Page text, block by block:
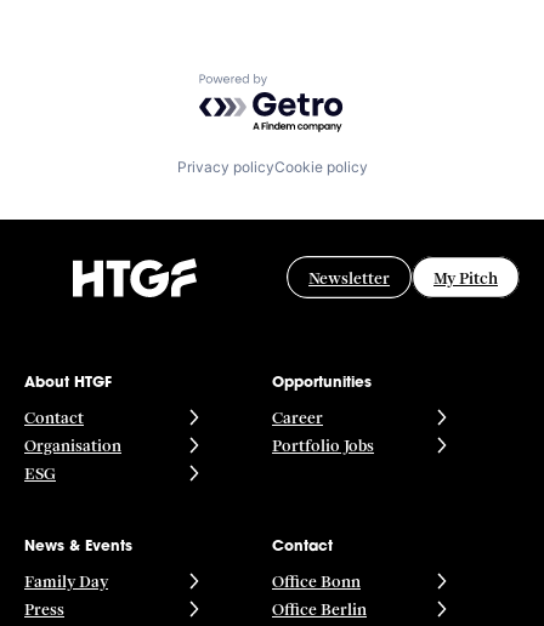
Powered by Getro.com
Privacy policyCookie policy
Newsletter My Pitch
About HTGF
Contact
Organisation
ESG
Opportunities
Career
Portfolio Jobs
News & Events
Family Day
Press
Contact
Office Bonn
Office Berlin